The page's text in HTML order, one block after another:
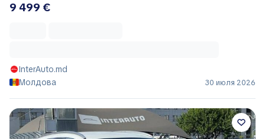
9 499 €
InterAuto.md
Молдова
30 июля 2026